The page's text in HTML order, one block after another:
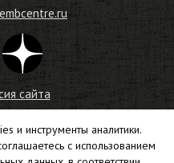
сайта
– Интео,CMS
вышивке
и инструменты аналитики.
с использованием